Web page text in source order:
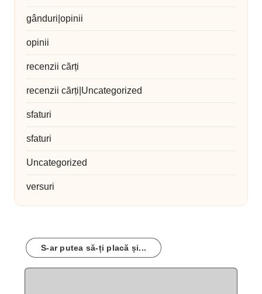
gânduri|opinii
opinii
recenzii cărți
recenzii cărți|Uncategorized
sfaturi
sfaturi
Uncategorized
versuri
S-ar putea să-ți placă și...